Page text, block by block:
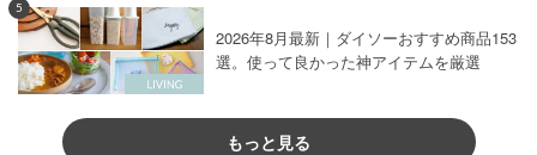
5
2026年8月最新｜ダイソーおすすめ商品153
選。使って良かった神アイテムを厳選
もっと見る